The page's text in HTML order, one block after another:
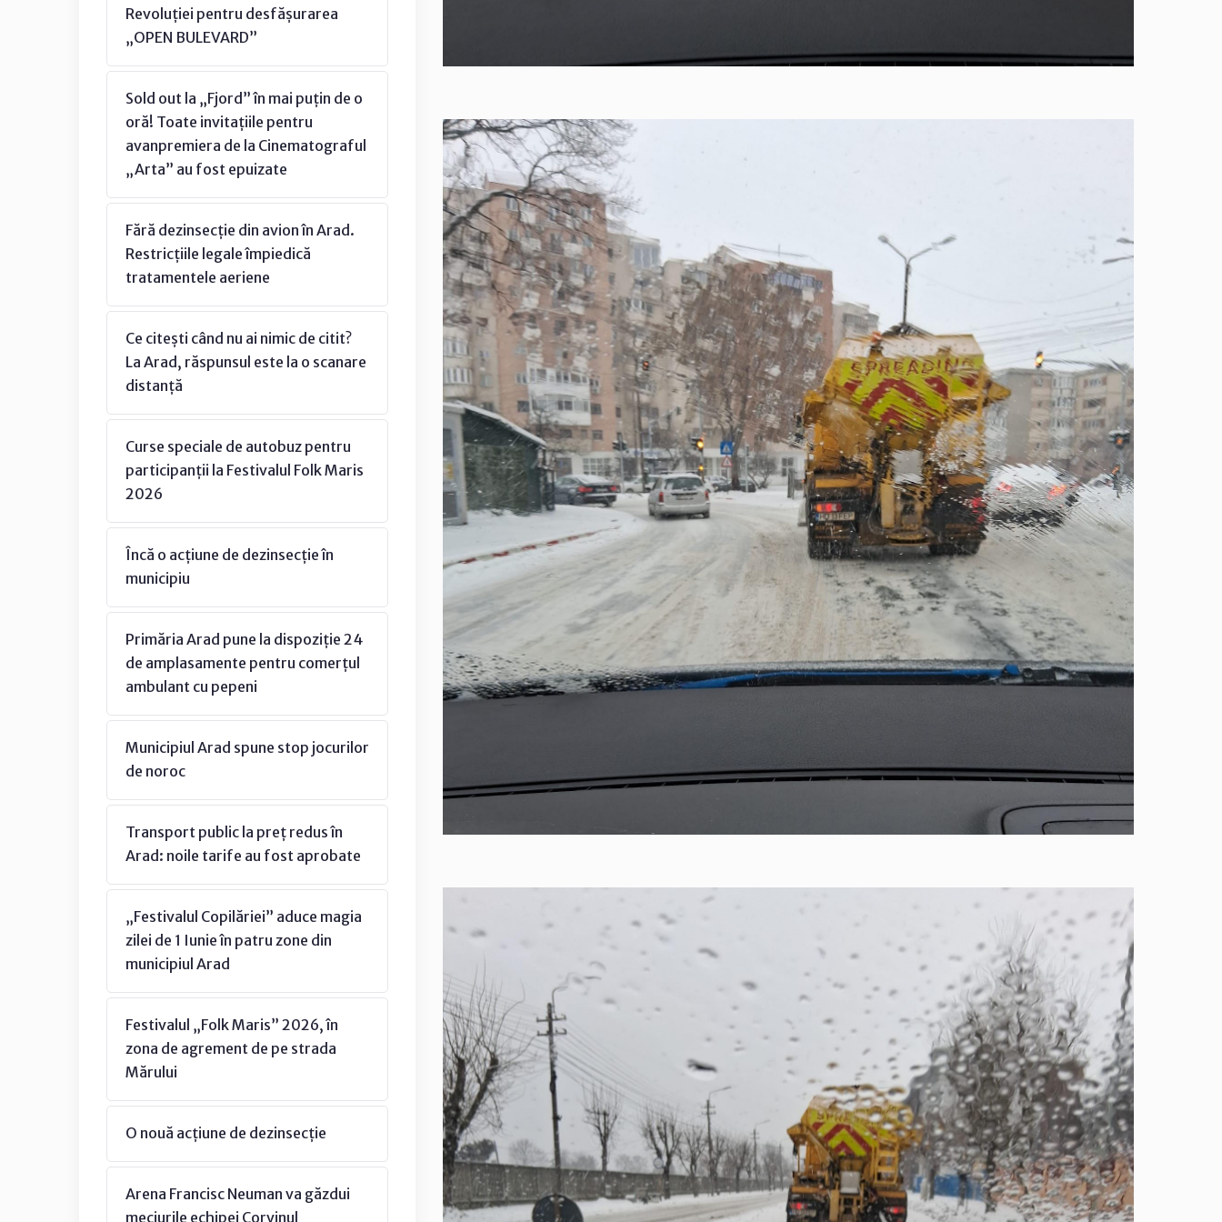
Revoluției pentru desfășurarea
„OPEN BULEVARD”
Sold out la „Fjord” în mai puțin de o
oră! Toate invitațiile pentru
avanpremiera de la Cinematograful
„Arta” au fost epuizate
Fără dezinsecție din avion în Arad.
Restricțiile legale împiedică
tratamentele aeriene
Ce citești când nu ai nimic de citit?
La Arad, răspunsul este la o scanare
distanță
Curse speciale de autobuz pentru
participanții la Festivalul Folk Maris
2026
Încă o acțiune de dezinsecție în
municipiu
Primăria Arad pune la dispoziție 24
de amplasamente pentru comerțul
ambulant cu pepeni
Municipiul Arad spune stop jocurilor
de noroc
Transport public la preț redus în
Arad: noile tarife au fost aprobate
„Festivalul Copilăriei” aduce magia
zilei de 1 Iunie în patru zone din
municipiul Arad
Festivalul „Folk Maris” 2026, în
zona de agrement de pe strada
Mărului
O nouă acțiune de dezinsecție
Arena Francisc Neuman va găzdui
meciurile echipei Corvinul